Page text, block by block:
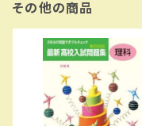
その他の商品